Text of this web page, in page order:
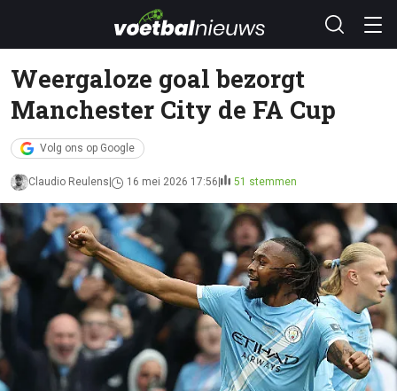
Weergaloze goal bezorgt
Manchester City de FA Cup
Volg ons op Google
Claudio Reulens 16 mei 2026 17:56 51 stemmen